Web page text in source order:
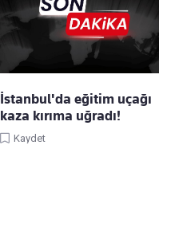
İstanbul'da eğitim uçağı
kaza kırıma uğradı!
Kaydet